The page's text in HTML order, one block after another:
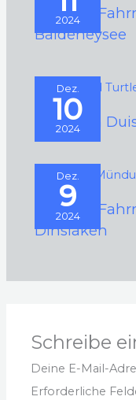
2024
Mit dem
Baldeneysee
Dez.
10
2024
Rund um
Dez.
9
2024
Mit dem
Dinslaken
Schreibe
Deine E-Mail-
Erforderliche